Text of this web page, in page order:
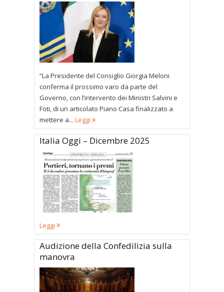
“La Presidente del Consiglio Giorgia Meloni
conferma il prossimo varo da parte del
Governo, con l’intervento dei Ministri Salvini e
Foti, di un articolato Piano Casa finalizzato a
mettere a... Leggi
Italia Oggi – Dicembre 2025
Leggi
Audizione della Confedilizia sulla
manovra